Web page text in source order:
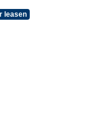
leasen